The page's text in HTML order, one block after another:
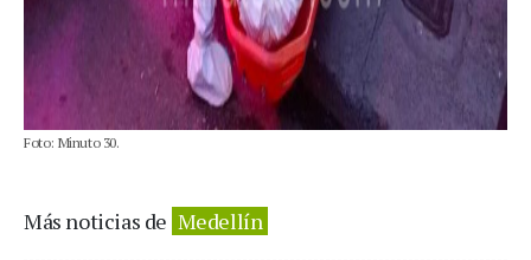
Foto: Minuto 30.
Más noticias de Medellín